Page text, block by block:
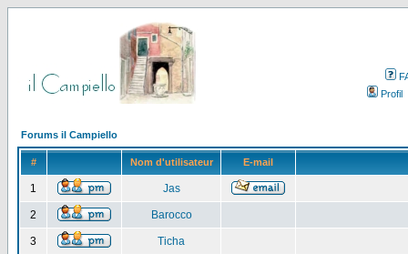
Profil
Forums il Campiello
# Nom d'utilisateur E-mail
1 Jas
2 Barocco
3 Ticha